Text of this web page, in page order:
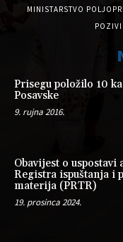
MINISTARSTVO
Prisegu položilo 10
Posavske
9. rujna 2016.
Obavijest o
Registra ispuštanja i
materija (PRTR)
19. prosinca 2024.